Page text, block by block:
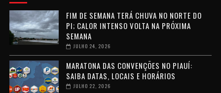
FIM DE SEMANA TERÁ CHUVA NO NORTE DO
PI; CALOR INTENSO VOLTA NA PRÓXIMA
SEMANA
JULHO 24, 2026
MARATONA DAS CONVENÇÕES NO PIAUÍ:
SAIBA DATAS, LOCAIS E HORÁRIOS
JULHO 22, 2026